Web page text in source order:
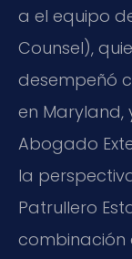
a el equipo
Counsel),
desempeñó
en Maryland,
Abogado
la
Patrullero
combinación